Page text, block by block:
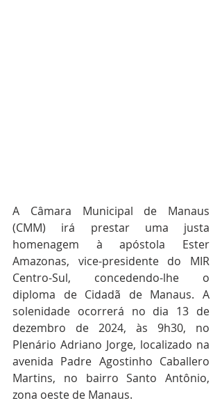
A Câmara Municipal de Manaus
(CMM) irá prestar uma justa
homenagem à apóstola Ester
Amazonas, vice-presidente do MIR
Centro-Sul, concedendo-lhe o
diploma de Cidadã de Manaus. A
solenidade ocorrerá no dia 13 de
dezembro de 2024, às 9h30, no
Plenário Adriano Jorge, localizado na
avenida Padre Agostinho Caballero
Martins, no bairro Santo Antônio,
zona oeste de Manaus.